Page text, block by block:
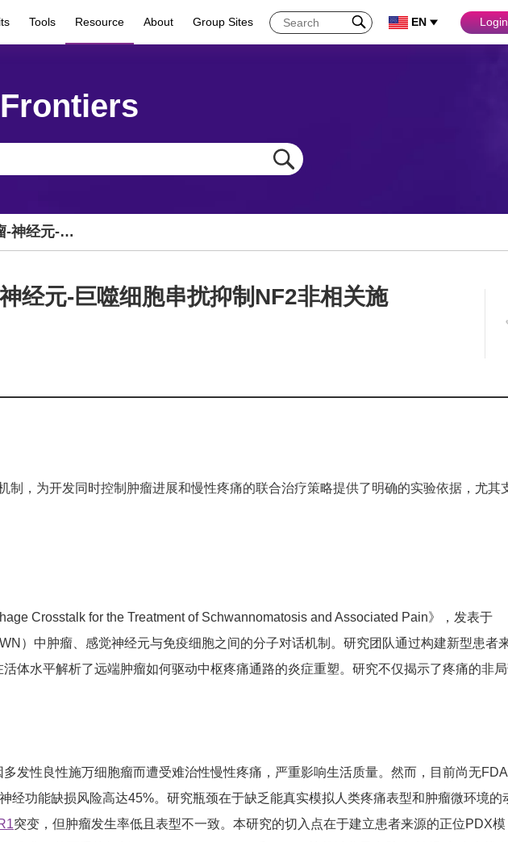
Tools Resource About Group Sites EN Login
Frontiers
神经元-巨
生长及疼痛
经元-巨噬细胞串扰抑制NF2非相关施
制，为开发同时控制肿瘤进展和慢性疼痛的联合治疗策略提供了明确的实验依据，尤其
Crosstalk for the Treatment of Schwannomatosis and Associated Pain》，发表于
）中肿瘤、感觉神经元与免疫细胞之间的分子对话机制。研究团队通过构建新型患者
体水平解析了远端肿瘤如何驱动中枢疼痛通路的炎症重塑。研究不仅揭示了疼痛的非
发性良性施万细胞瘤而遭受难治性慢性疼痛，严重影响生活质量。然而，目前尚无
经功能缺损风险高达45%。研究瓶颈在于缺乏能真实模拟人类疼痛表型和肿瘤微环境的
突变，但肿瘤发生率低且表型不一致。本研究的切入点在于建立患者来源的正位PDX模